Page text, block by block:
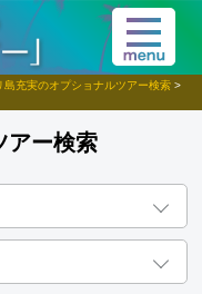
島充実のオプショナルツアー検索 >
アー検索